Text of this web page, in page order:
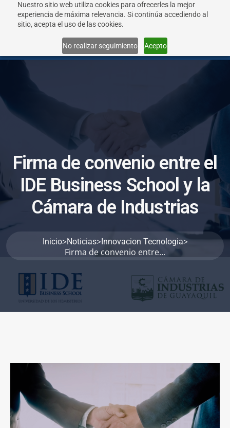
Nuestro sitio web utiliza cookies para ofrecerles la mejor
experiencia de máxima relevancia. Si continúa accediendo al
sitio, acepta el uso de las cookies.
No realizar seguimiento Acepto
Firma de convenio entreel
IDE Business Schoo y a
Cámara de Industrias
Inicio>Noticias>Innovacion Tecnologia>
Firma de convenio entre...